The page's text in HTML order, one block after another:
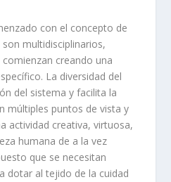
con el concepto de
multidisciplinarios,
creando una
La diversidad del
del sistema y facilita la
múltiples puntos de vista y
actividad creativa, virtuosa,
humana de a la vez
que se necesitan
dotar al tejido de la cuidad